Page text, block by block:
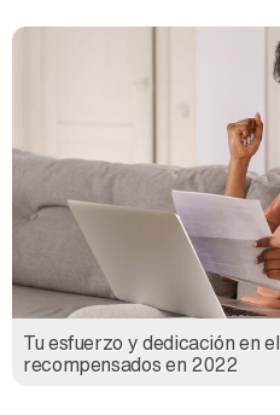
Tu esfuerzo y dedicación en
recompensados en 2022